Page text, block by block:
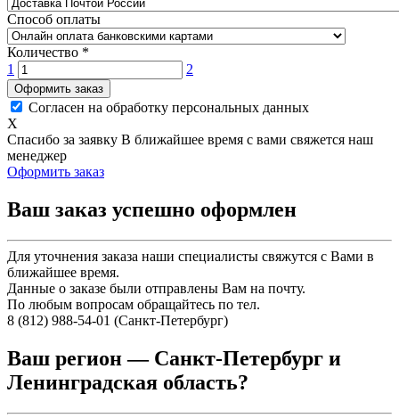
Способ оплаты
Количество *
1
2
Оформить заказ
Согласен на обработку персональных данных
X
Спасибо за заявку В ближайшее время с вами свяжется наш
менеджер
Оформить заказ
Ваш заказ успешно оформлен
Для уточнения заказа наши специалисты свяжутся с Вами в
ближайшее время.
Данные о заказе были отправлены Вам на почту.
По любым вопросам обращайтесь по тел.
8 (812) 988-54-01 (Санкт-Петербург)
Ваш регион — Санкт-Петербург и
Ленинградская область?